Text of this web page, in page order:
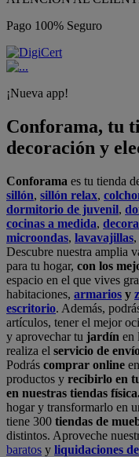
Pago 100% Seguro
¡Nueva app!
Conforama, tu
decoración y
Conforama es tu tienda
sillón, sillón relax,
dormitorio de juvenil,
cocinas a medida,
microondas, lavavajillas,
Descubre nuestra amplia
para tu hogar, con los
espacio en el que vives
habitaciones, armarios y
escritorio. Además,
artículos, tener el mejor
y aprovechar tu jardín en
realiza el servicio de
Podrás comprar online
productos y recibirlo en
en nuestras tiendas
hogar y transformarlo en
tiene 300 tiendas de
distintos. Aproveche
baratos y liquidaciones